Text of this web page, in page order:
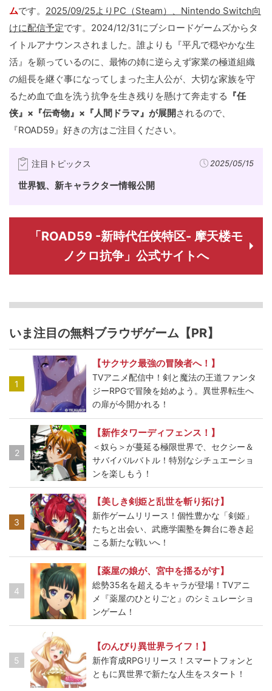
ムです。 2025/09/25よりPC（Steam）、Nintendo Switch向
けに配信予定です。2024/12/31にブシロードゲームズからタ
イトルアナウンスされました。誰よりも『平凡で穏やかな生
活』を願っているのに、最怖の姉に逆らえず家業の極道組織
の組長を継ぐ事になってしまった主人公が、大切な家族を守
るため血で血を洗う抗争を生き残りを懸けて奔走する 『任
侠』×『伝奇物』×『人間ドラマ』が展開されるので、
『ROAD59』好きの方はご注目ください。
注目トピックス 2025/05/15
世界観、新キャラクター情報公開
「ROAD59 -新時代任侠特区- 摩天楼モ
ノクロ抗争」公式サイトへ
いま注目の無料ブラウザゲーム【PR】
1
【サクサク最強の冒険者へ！】
TVアニメ配信中！剣と魔法の王道ファンタ
ジーRPGで冒険を始めよう。異世界転生へ
の扉が今開かれる！
2
【新作タワーディフェンス！】
＜奴ら＞が蔓延る極限世界で、セクシー＆
サバイバルバトル！特別なシチュエーショ
ンを楽しもう！
3
【美しき剣姫と乱世を斬り拓け】
新作ゲームリリース！個性豊かな「剣姫」
たちと出会い、武應学園塾を舞台に巻き起
こる新たな戦いへ！
4
【薬屋の娘が、宮中を揺るがす】
総勢35名を超えるキャラが登場！TVアニ
メ『薬屋のひとりごと』のシミュレーショ
ンゲーム！
5
【のんびり異世界ライフ！】
新作育成RPGリリース！スマートフォンと
ともに異世界で新たな人生をスタート！